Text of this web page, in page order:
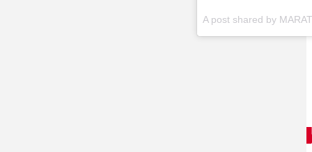
A post shared by
Другие